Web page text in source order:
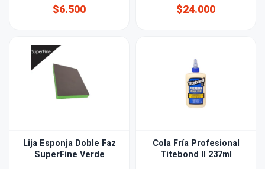
$6.500 $24.000
Lija Esponja Doble Faz
SuperFine Verde
Cola Fría Profesional
Titebond II 237ml